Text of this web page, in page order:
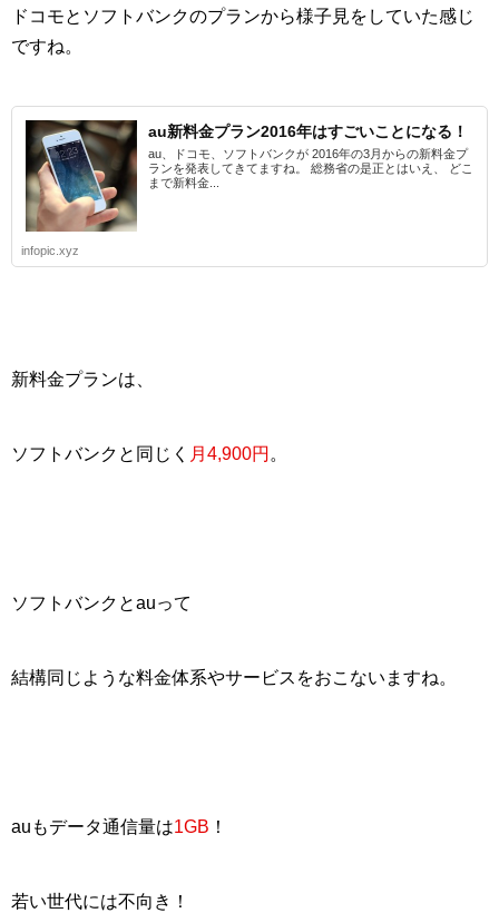
ドコモとソフトバンクのプランから様子見をしていた感じ
ですね。
au新料金プラン2016年はすごいことになる！
au、ドコモ、ソフトバンクが 2016年の3月からの新料金プ
ランを発表してきてますね。 総務省の是正とはいえ、 どこ
まで新料金...
infopic.xyz
新料金プランは、
ソフトバンクと同じく 月4,900円 。
ソフトバンクとauって
結構同じような料金体系やサービスをおこないますね。
auもデータ通信量は1GB ！
若い世代には不向き！